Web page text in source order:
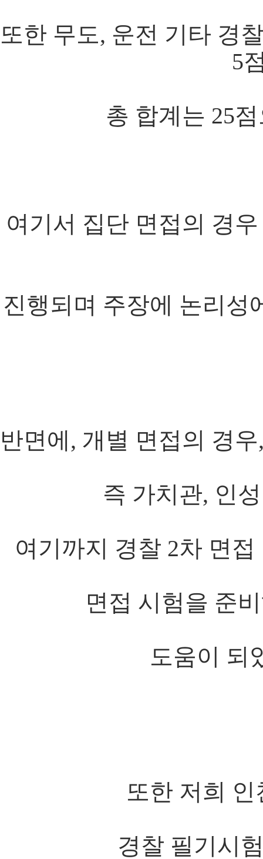
또한 무도, 운전 기타 경
5
총 합계는 25
여기서 집단 면접의 경
진행되며 주장에 논리성
반면에, 개별 면접의 경
즉 가치관, 인
여기까지 경찰 2차 면
면접 시험을 준
도움이 되
또한 저희
경찰 필기시